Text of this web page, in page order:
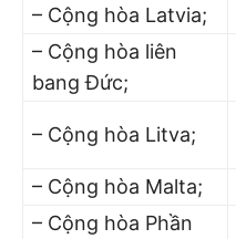
– Cộng hòa Latvia;
– Cộng hòa liên
bang Đức;
– Cộng hòa Litva;
– Cộng hòa Malta;
– Cộng hòa Phần